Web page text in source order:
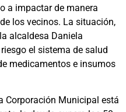
a impactar de manera
los vecinos. La situación,
alcaldesa Daniela
el sistema de salud
medicamentos e insumos
Corporación Municipal está